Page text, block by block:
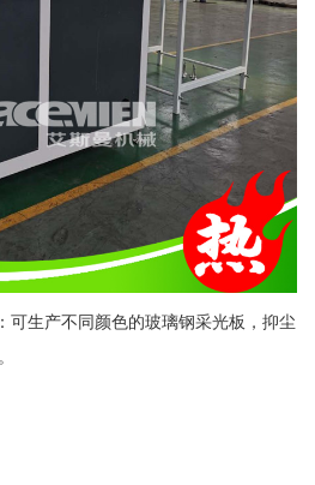
可生产不同颜色的玻璃钢采光板，抑尘